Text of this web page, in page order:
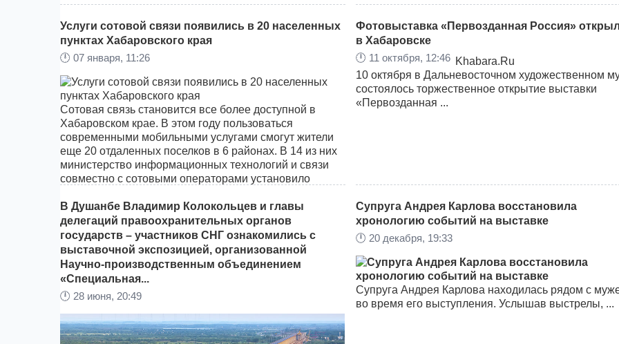
Услуги сотовой связи появились в 20 населенных
пунктах Хабаровского края
🕛 07 января, 11:26
Сотовая связь становится все более доступной в
Хабаровском крае. В этом году пользоваться
современными мобильными услугами смогут жители
еще 20 отдаленных поселков в 6 районах. В 14 из них
министерство информационных технологий и связи
совместно с сотовыми операторами установило
оборудование, что позволило запустить там услуги
мобильного Интернета.
Фотовыставка «Первозданная Россия»
в Хабаровске
🕛 11 октября, 12:46 Khabara.Ru
10 октября в Дальневосточном художественном
состоялось торжественное открытие выставки
«Первозданная ...
В Душанбе Владимир Колокольцев и главы
делегаций правоохранительных органов
государств – участников СНГ ознакомились с
выставочной экспозицией, организованной
Научно-производственным объединением
«Специальная...
🕛 28 июня, 20:49
Супруга Андрея Карлова восстановила
хронологию событий на выставке
🕛 20 декабря, 19:33
Супруга Андрея Карлова находилась рядом с
во время его выступления. Услышав выстрелы, ...